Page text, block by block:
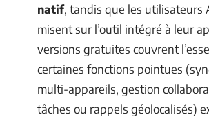
natif, tandis que les utilisateurs
misent sur l’outil intégré à leur
versions gratuites couvrent
certaines fonctions pointues
multi-appareils, gestion
tâches ou rappels géolocalisés)